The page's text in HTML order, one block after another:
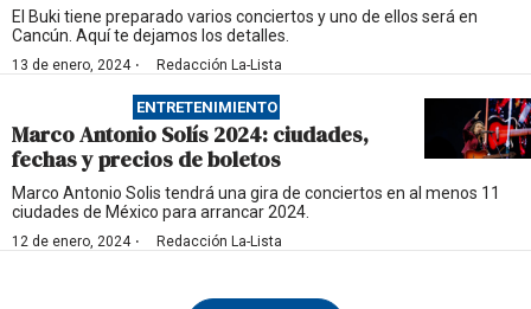
El Buki tiene preparado varios conciertos y uno de ellos será en
Cancún. Aquí te dejamos los detalles.
13 de enero, 2024· Redacción La-Lista
ENTRETENIMIENTO
Marco Antonio Solís 2024: ciudades,
fechas y precios de boletos
Marco Antonio Solis tendrá una gira de conciertos en al menos 11
ciudades de México para arrancar 2024.
12 de enero, 2024· Redacción La-Lista